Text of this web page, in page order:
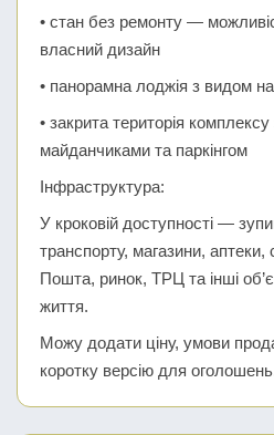
• стан без ремонту —
власний дизайн
• панорамна лоджія з видом
• закрита територія
майданчиками та паркінгом
Інфраструктура:
У кроковій доступності —
транспорту, магазини,
Пошта, ринок, ТРЦ та інші
життя.
Можу додати ціну, умови
коротку версію для